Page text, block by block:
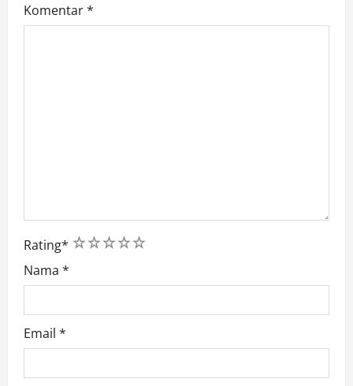
Komentar*
Rating* 5
4
3
2
1
Nama *
Email *